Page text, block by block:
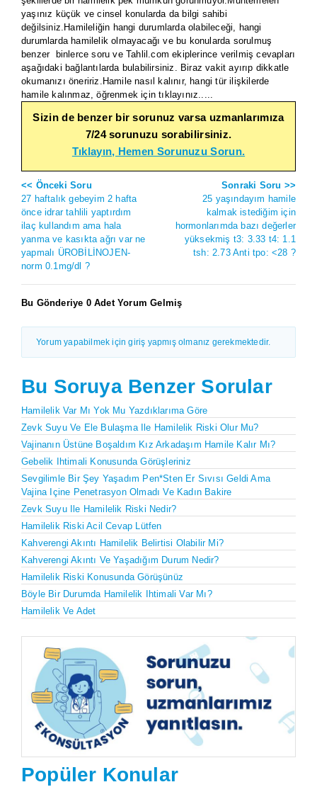
yaşınız küçük ve cinsel konularda da bilgi sahibi
değilsiniz.Hamileliğin hangi durumlarda olabileceği, hangi
durumlarda hamilelik olmayacağı ve bu konularda sorulmuş
benzer binlerce soru ve Tahlil.com ekiplerince verilmiş cevapları
aşağıdaki bağlantılarda bulabilirsiniz. Biraz vakit ayırıp dikkatle
okumanızı öneririz.Hamile nasıl kalınır, hangi tür ilişkilerde
hamile kalınmaz, öğrenmek için tıklayınız.....
Sizin de benzer bir sorunuz varsa uzmanlarımıza
7/24 sorunuzu sorabilirsiniz.
Tıklayın, Hemen Sorunuzu Sorun.
<< Önceki Soru
27 haftalık gebeyim 2 hafta
önce idrar tahlili yaptırdım
ilaç kullandım ama hala
yanma ve kasıkta ağrı var ne
yapmalı ÜROBİLİNOJEN-
norm 0.1mg/dl ?
Sonraki Soru >>
25 yaşındayım hamile
kalmak istediğim için
hormonlarımda bazı değerler
yüksekmiş t3: 3.33 t4: 1.1
tsh: 2.73 Anti tpo: <28 ?
Bu Gönderiye 0 Adet Yorum Gelmiş
Yorum yapabilmek için giriş yapmış olmanız gerekmektedir.
Bu Soruya Benzer Sorular
Hamilelik Var Mı Yok Mu Yazdıklarıma Göre
Zevk Suyu Ve Ele Bulaşma Ile Hamilelik Riski Olur Mu?
Vajinanın Üstüne Boşaldım Kız Arkadaşım Hamile Kalır Mı?
Gebelik Ihtimali Konusunda Görüşleriniz
Sevgilimle Bir Şey Yaşadım Pen*sten Er Sıvısı Geldi Ama
Vajina Içine Penetrasyon Olmadı Ve Kadın Bakire
Zevk Suyu Ile Hamilelik Riski Nedir?
Hamilelik Riski Acil Cevap Lütfen
Kahverengi Akıntı Hamilelik Belirtisi Olabilir Mi?
Kahverengi Akıntı Ve Yaşadığım Durum Nedir?
Hamilelik Riski Konusunda Görüşünüz
Böyle Bir Durumda Hamilelik Ihtimali Var Mı?
Hamilelik Ve Adet
Popüler Konular